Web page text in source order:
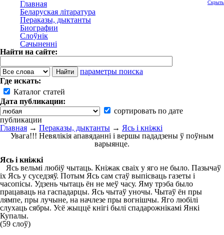
Главная
Беларуская літаратура
Пераказы, дыктанты
Биографии
Слоўнік
Сачыненні
Найти на сайте:
параметры поиска
Где искать:
Каталог статей
Дата публикации:
сортировать по дате
публикации
Скрыть
Главная → Пераказы, дыктанты → Ясь і кніжкі
Увага!!! Невялікія апавяданні і вершы пададзены ў поўным
варыянце.
Ясь і кніжкі
Ясь вельмі любіў чытаць. Кніжак сваіх у яго не было. Пазычаў
іх Ясь у суседзяў. Потым Ясь сам стаў выпісваць газеты і
часопісы. Удзень чытаць ён не меў часу. Яму трэба было
працаваць на гаспадарцы. Ясь чытаў уночы. Чытаў ён пры
лямпе, пры лучыне, на начлезе пры вогнішчы. Яго любілі
слухаць сябры. Усё жыццё кнігі былі спадарожнікамі Янкі
Купалы.
(59 слоў)